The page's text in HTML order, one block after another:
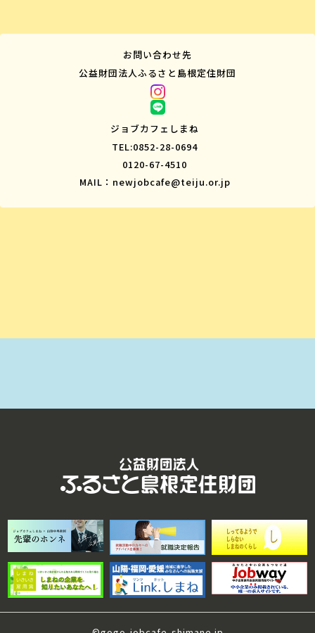
お問い合わせ先
公益財団法人ふるさと島根定住財団
ジョブカフェしまね
TEL:0852-28-0694
0120-67-4510
MAIL：newjobcafe@teiju.or.jp